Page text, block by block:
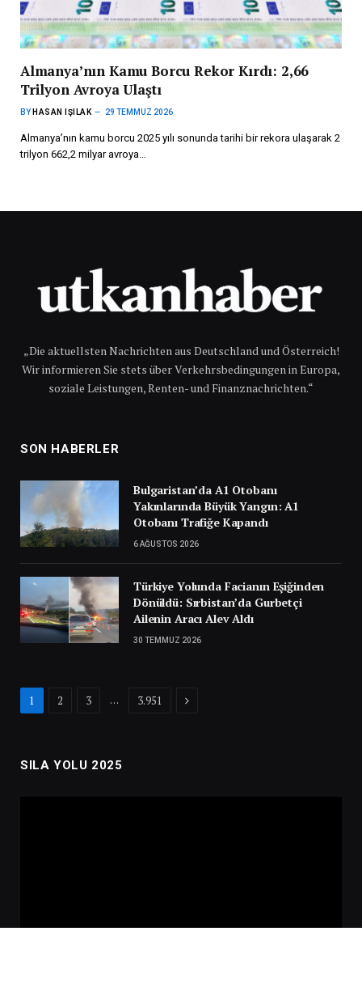
Almanya’nın Kamu Borcu Rekor Kırdı: 2,66
Trilyon Avroya Ulaştı
BY HASAN IŞILAK 29 TEMMUZ 2026
Almanya’nın kamu borcu 2025 yılı sonunda tarihi bir rekora ulaşarak 2
trilyon 662,2 milyar avroya…
„Die aktuellsten Nachrichten aus Deutschland und Österreich!
Wir informieren Sie stets über Verkehrsbedingungen in Europa,
soziale Leistungen, Renten- und Finanznachrichten.“
SON HABERLER
Bulgaristan’da A1 Otobanı
Yakınlarında Büyük Yangın: A1
Otobanı Trafiğe Kapandı
6 AĞUSTOS 2026
Türkiye Yolunda Facianın Eşiğinden
Dönüldü: Sırbistan’da Gurbetçi
Ailenin Aracı Alev Aldı
30 TEMMUZ 2026
1 2 3 … 3.951 Next
SILA YOLU 2025